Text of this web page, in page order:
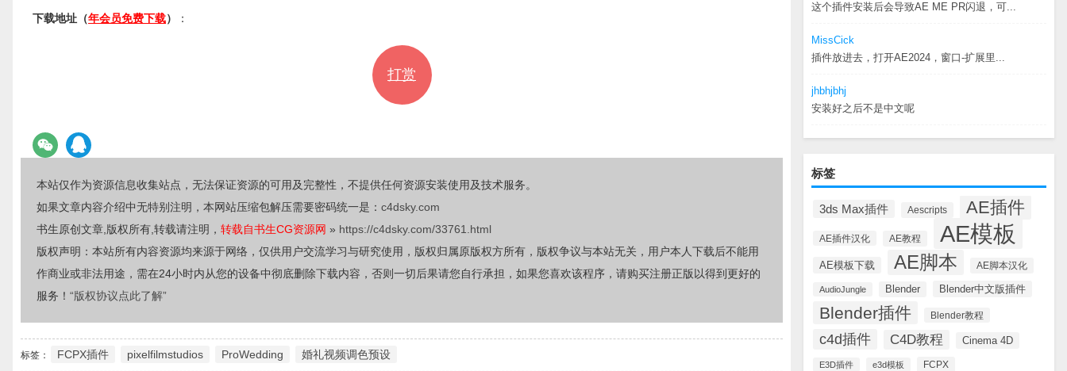
这个插件安装后会导致AE ME PR闪退，可...
MissCick
插件放进去，打开AE2024，窗口-扩展里...
jhbhjbhj
安装好之后不是中文呢
标签
3ds Max插件 Aescripts AE插件
AE插件汉化 AE教程 AE模板
AE模板下载 AE脚本 AE脚本汉化
AudioJungle Blender Blender中文版插件
Blender插件 Blender教程
c4d插件 C4D教程 Cinema 4D
E3D插件 e3d模板 FCPX
下载地址（年会员免费下载） ：
打赏
本站仅作为资源信息收集站点，无法保证资源的可用及完整性，不提供任何资源安装使用及技术服务。
如果文章内容介绍中无特别注明，本网站压缩包解压需要密码统一是： c4dsky.com
书生原创文章,版权所有,转载请注明， 转载自书生CG资源网 » https://c4dsky.com/33761.html
版权声明：本站所有内容资源均来源于网络，仅供用户交流学习与研究使用，版权归属原版权方所有，版权争议与本站无关，用户本人下载后不能用
作商业或非法用途，需在24小时内从您的设备中彻底删除下载内容，否则一切后果请您自行承担，如果您喜欢该程序，请购买注册正版以得到更好的
服务！ “版权协议点此了解”
标签： FCPX插件 pixelfilmstudios ProWedding 婚礼视频调色预设